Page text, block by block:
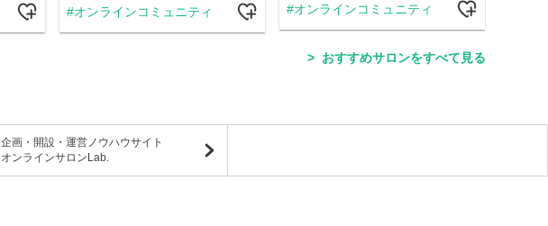
オンラインコミュニティ オンラインコミュニティ
おすすめサロンをすべて見る
企画・開設・運営ノウハウサイト
オンラインサロンLab.